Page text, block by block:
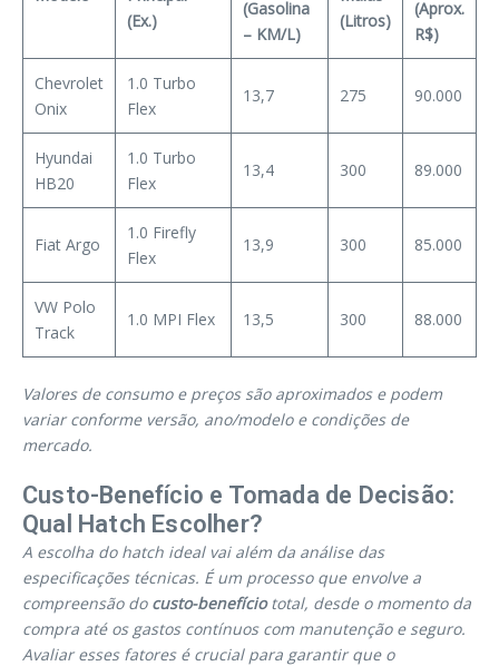
(Ex.)
(Gasolina
– KM/L)
(Litros)
(Aprox.
R$)
Chevrolet
Onix
1.0 Turbo
Flex
13,7 275 90.000
Hyundai
HB20
1.0 Turbo
Flex
13,4 300 89.000
Fiat Argo
1.0 Firefly
Flex
13,9 300 85.000
VW Polo
Track
1.0 MPI Flex 13,5 300 88.000
Valores de consumo e preços são aproximados e podem
variar conforme versão, ano/modelo e condições de
mercado.
Custo-Benefício e Tomada de Decisão:
Qual Hatch Escolher?
A escolha do hatch ideal vai além da análise das
especificações técnicas. É um processo que envolve a
compreensão do custo-benefíciototal, desde o momento da
compra até os gastos contínuos com manutenção e seguro.
Avaliar esses fatores é crucial para garantir que o